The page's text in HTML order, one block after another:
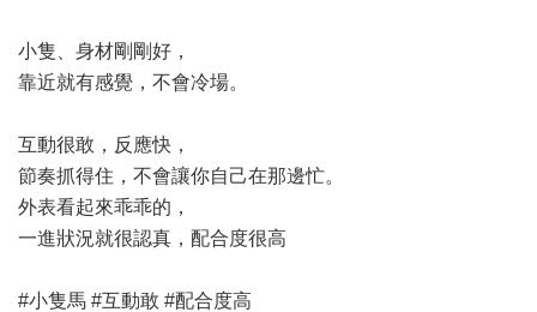
小隻、身材剛剛好，
靠近就有感覺，不會冷場。
互動很敢，反應快，
節奏抓得住，不會讓你自己在那邊忙。
外表看起來乖乖的，
一進狀況就很認真，配合度很高
#小隻馬 #互動敢 #配合度高